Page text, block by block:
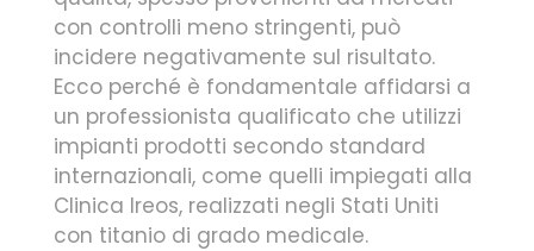
con controlli meno stringenti, può
incidere negativamente sul risultato.
Ecco perché è fondamentale affidarsi a
un professionista qualificato che utilizzi
impianti prodotti secondo standard
internazionali, come quelli impiegati alla
Clinica Ireos, realizzati negli Stati Uniti
con titanio di grado medicale.